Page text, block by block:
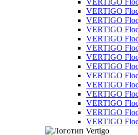
VERTIGO
VERTIGO
VERTIGO
VERTIGO
VERTIGO
VERTIGO
VERTIGO
VERTIGO
VERTIGO
VERTIGO
VERTIGO
VERTIGO
VERTIGO
VERTIGO